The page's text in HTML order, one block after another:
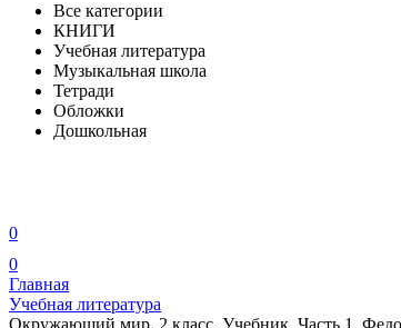
Все категории
КНИГИ
Учебная литература
Музыкальная школа
Тетради
Обложки
Дошкольная
0
0
Главная
Учебная литература
Окружающий мир. 2 класс. Учебник. Часть 1.